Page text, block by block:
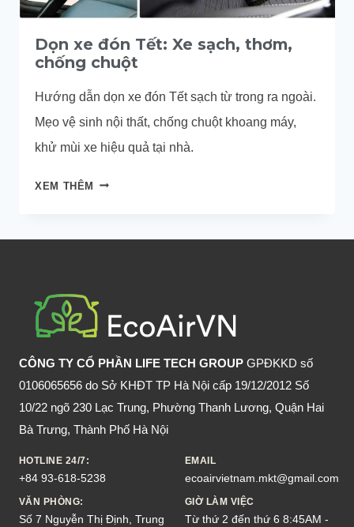
Dọn xe đón Tết: Xe sạch, thơm,
chống chuột
Hướng dẫn dọn xe đón Tết sạch từ trong ra ngoài.
Mẹo vệ sinh nội thất, chống chuột khoang máy,
khử mùi xe hiệu quả tại nhà.
XEM THÊM DỌN
TẾT:
THƠM,
CHỐNG
CHUỘT
CÔNG TY CỔ PHẦN LIFE TECH GROUP GPĐKKD số
0106065656 do Sở KHĐT TP Hà Nội cấp 19/12/2012 Số
10/22 ngõ 230 Lạc Trung, Phường Thanh Lương, Quận Hai
Bà Trưng, Thành Phố Hà Nội
HOTLINE 24/7:
+84 93-618-5238
EMAIL
ecoairvietnam.mkt@gmail.com
VĂN PHÒNG:
Số 7 Nguyễn Thị Định, Trung
GIỜ LÀM VIỆC
Từ thứ 2 đến thứ 6 8:45AM -